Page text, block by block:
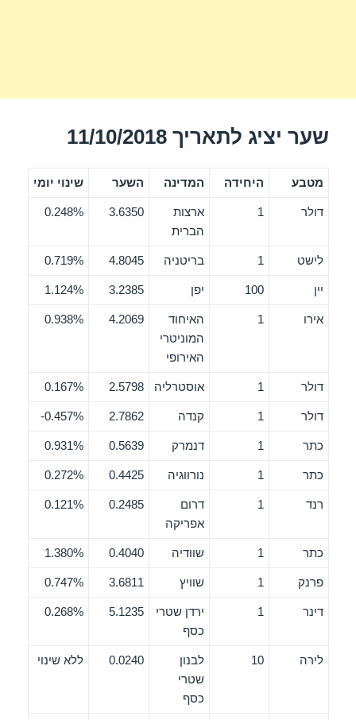
שער יציג לתאריך 11/10/2018
מטבע היחידה המדינה השער שינוי יומי
דולר 1
ארצות
הברית
3.6350
0.248%
לישט 1 בריטניה 4.8045
0.719%
יין 100 יפן 3.2385
1.124%
אירו 1
האיחוד
המוניטרי
האירופי
4.2069
0.938%
דולר 1 אוסטרליה 2.5798
0.167%
דולר 1 קנדה 2.7862
0.457%-
כתר 1 דנמרק 0.5639
0.931%
כתר 1 נורווגיה 0.4425
0.272%
רנד 1
דרום
אפריקה
0.2485
0.121%
כתר 1 שוודיה 0.4040
1.380%
פרנק 1 שוויץ 3.6811
0.747%
דינר 1
ירדן שטרי
כסף
5.1235
0.268%
לירה 10
לבנון
שטרי
כסף
0.0240 ללא שינוי